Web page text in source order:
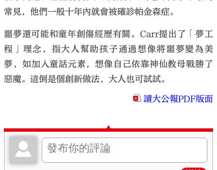
常見，他們一般十年內就會被確診帕金森症。
噩夢還可能和童年創傷經歷有關。Carr提出了「夢工
程」理念，指大人幫助孩子通過想像將噩夢變為美
夢，如加入童話元素，想像自己依靠神仙教母戰勝了
惡魔。這倒是個創新做法，大人也可試試。
讀大公報PDF版面